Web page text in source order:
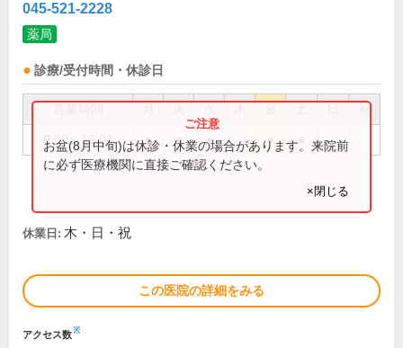
045-521-2228
薬局
診療/受付時間・休診日
祝
9:00～18:00 ● ● ● ●
お盆(8月中旬)は休診・休業の場合があります。来院前
に必ず医療機関に直接ご確認ください。
×閉じる
休業日: 木・日・祝
この医院の詳細をみる
アクセス数※